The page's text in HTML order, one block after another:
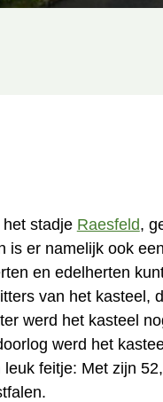
stadje Raesfeld,
is er namelijk ook
en edelherten
van het kasteel,
werd het kasteel
werd het
feitje: Met zijn